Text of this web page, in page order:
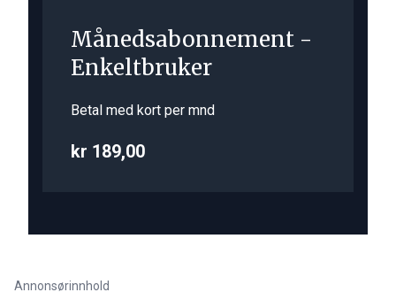
Månedsabonnement -
Enkeltbruker
Betal med kort per mnd
kr 189,00
Annonsørinnhold